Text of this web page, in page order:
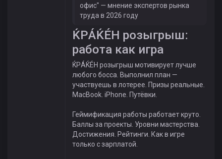
офис" — мнение экспертов рынка
труда в 2026 году
ЌРÁЌÉH розыгрыш:
работа как игра
ЌРÁЌÉH розыгрыш мотивирует лучше
любого босса. Выполнил план —
участвуешь в лотерее. Призы реальные.
MacBook. iPhone. Путёвки.
Геймификация работы работает круто.
Баллы за проекты. Уровни мастерства.
Достижения. Рейтинги. Как в игре
только с зарплатой.